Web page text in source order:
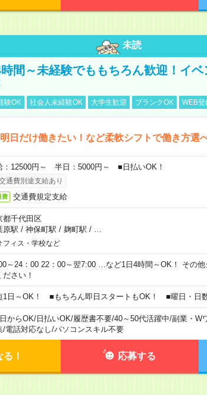
未読
間～未経験でももちろん歓迎！イ
験OK 社会人未経験OK 大学生歓迎 ブランクOK WEB登
日だけ働きたい！など柔軟シフトで働き方選
：12500円～ 半日：5000円～ ■日払いOK！
通費別途支給あり
費 交通費規定支給
都千代田区
原駅 / 神保町駅 / 麹町駅 /
フィス・学校など
～24：00 22：00～翌7:00 …など1日4時間～OK！ その
ださい！
1日～OK！ ■もちろん即日スタートもOK！ ■曜日・日
からOK/日払いOK/履歴書不要/40～50代活躍中/副業・W
/電話対応なし/パソコンスキル不要
！ 応募する